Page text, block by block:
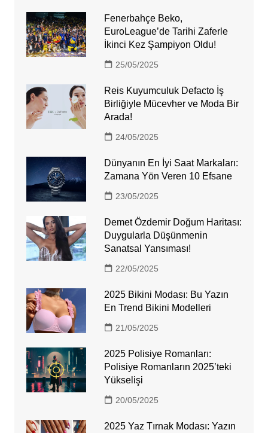
Fenerbahçe Beko,
EuroLeague’de Tarihi Zaferle
İkinci Kez Şampiyon Oldu!
25/05/2025
Reis Kuyumculuk Defacto İş
Birliğiyle Mücevher ve Moda Bir
Arada!
24/05/2025
Dünyanın En İyi Saat Markaları:
Zamana Yön Veren 10 Efsane
23/05/2025
Demet Özdemir Doğum Haritası:
Duygularla Düşünmenin
Sanatsal Yansıması!
22/05/2025
2025 Bikini Modası: Bu Yazın
En Trend Bikini Modelleri
21/05/2025
2025 Polisiye Romanları:
Polisiye Romanların 2025’teki
Yükselişi
20/05/2025
2025 Yaz Tırnak Modası: Yazın